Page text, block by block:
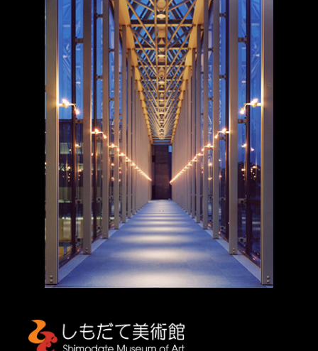
しもだて美術館